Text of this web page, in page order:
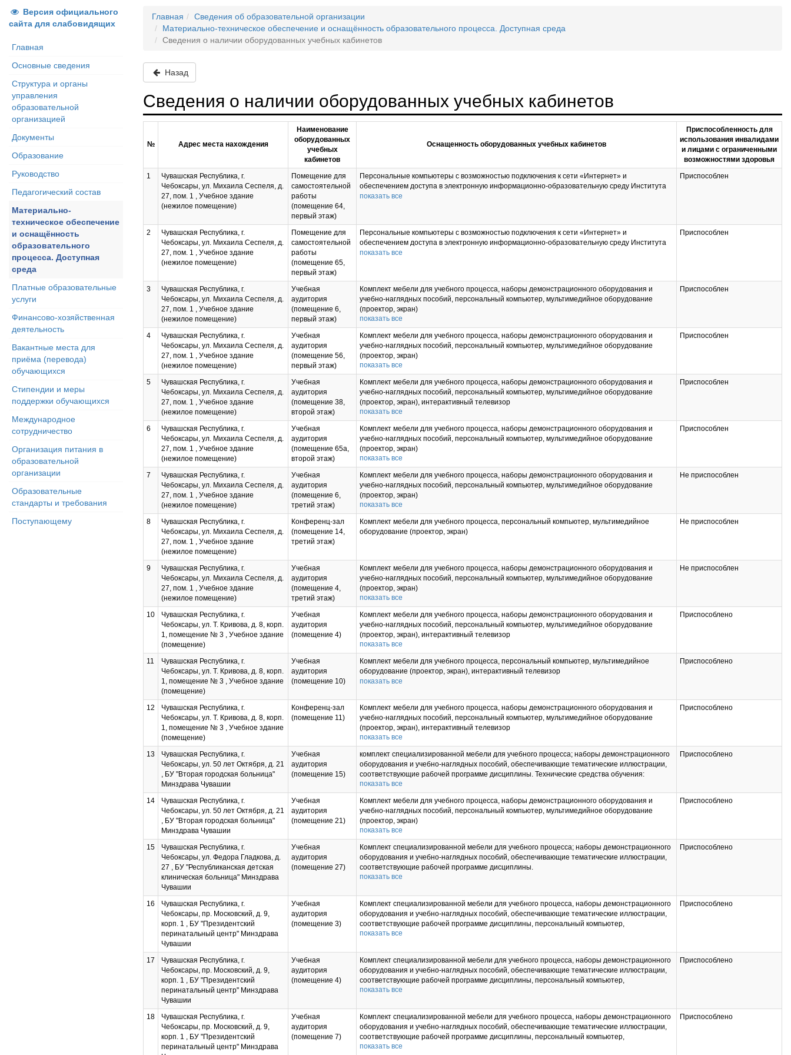
Версия официального
сайта для слабовидящих
Главная
Основные сведения
Структура и органы
управления
образовательной
организацией
Документы
Образование
Руководство
Педагогический состав
Материально-
техническое обеспечение
и оснащённость
образовательного
процесса. Доступная
среда
Платные образовательные
услуги
Финансово-хозяйственная
деятельность
Вакантные места для
приёма (перевода)
обучающихся
Стипендии и меры
поддержки обучающихся
Международное
сотрудничество
Организация питания в
образовательной
организации
Образовательные
стандарты и требования
Поступающему
Главная
Сведения об образовательной организации
Материально-техническое обеспечение и оснащённость образовательного процесса. Доступная среда
Сведения о наличии оборудованных учебных кабинетов
Назад
Сведения о наличии оборудованных учебных кабинетов
№ Адрес места нахождения
Наименование
оборудованных
учебных
кабинетов
Оснащенность оборудованных учебных кабинетов
Приспособленность для
использования инвалидами
и лицами с ограниченными
возможностями здоровья
1
Чувашская Республика, г.
Чебоксары, ул. Михаила Сеспеля, д.
27, пом. 1 , Учебное здание
(нежилое помещение)
Помещение для
самостоятельной
работы
(помещение 64,
первый этаж)
Персональные компьютеры с возможностью подключения к сети «Интернет» и
обеспечением доступа в электронную информационно-образовательную среду Института
показать все
Приспособлен
2
Чувашская Республика, г.
Чебоксары, ул. Михаила Сеспеля, д.
27, пом. 1 , Учебное здание
(нежилое помещение)
Помещение для
самостоятельной
работы
(помещение 65,
первый этаж)
Персональные компьютеры с возможностью подключения к сети «Интернет» и
обеспечением доступа в электронную информационно-образовательную среду Института
показать все
Приспособлен
3
Чувашская Республика, г.
Чебоксары, ул. Михаила Сеспеля, д.
27, пом. 1 , Учебное здание
(нежилое помещение)
Учебная
аудитория
(помещение 6,
первый этаж)
Комплект мебели для учебного процесса, наборы демонстрационного оборудования и
учебно-наглядных пособий, персональный компьютер, мультимедийное оборудование
(проектор, экран)
показать все
Приспособлен
4
Чувашская Республика, г.
Чебоксары, ул. Михаила Сеспеля, д.
27, пом. 1 , Учебное здание
(нежилое помещение)
Учебная
аудитория
(помещение 56,
первый этаж)
Комплект мебели для учебного процесса, наборы демонстрационного оборудования и
учебно-наглядных пособий, персональный компьютер, мультимедийное оборудование
(проектор, экран)
показать все
Приспособлен
5
Чувашская Республика, г.
Чебоксары, ул. Михаила Сеспеля, д.
27, пом. 1 , Учебное здание
(нежилое помещение)
Учебная
аудитория
(помещение 38,
второй этаж)
Комплект мебели для учебного процесса, наборы демонстрационного оборудования и
учебно-наглядных пособий, персональный компьютер, мультимедийное оборудование
(проектор, экран), интерактивный телевизор
показать все
Приспособлен
6
Чувашская Республика, г.
Чебоксары, ул. Михаила Сеспеля, д.
27, пом. 1 , Учебное здание
(нежилое помещение)
Учебная
аудитория
(помещение 65a,
второй этаж)
Комплект мебели для учебного процесса, наборы демонстрационного оборудования и
учебно-наглядных пособий, персональный компьютер, мультимедийное оборудование
(проектор, экран)
показать все
Приспособлен
7
Чувашская Республика, г.
Чебоксары, ул. Михаила Сеспеля, д.
27, пом. 1 , Учебное здание
(нежилое помещение)
Учебная
аудитория
(помещение 6,
третий этаж)
Комплект мебели для учебного процесса, наборы демонстрационного оборудования и
учебно-наглядных пособий, персональный компьютер, мультимедийное оборудование
(проектор, экран)
показать все
Не приспособлен
8
Чувашская Республика, г.
Чебоксары, ул. Михаила Сеспеля, д.
27, пом. 1 , Учебное здание
(нежилое помещение)
Конференц-зал
(помещение 14,
третий этаж)
Комплект мебели для учебного процесса, персональный компьютер, мультимедийное
оборудование (проектор, экран)
Не приспособлен
9
Чувашская Республика, г.
Чебоксары, ул. Михаила Сеспеля, д.
27, пом. 1 , Учебное здание
(нежилое помещение)
Учебная
аудитория
(помещение 4,
третий этаж)
Комплект мебели для учебного процесса, наборы демонстрационного оборудования и
учебно-наглядных пособий, персональный компьютер, мультимедийное оборудование
(проектор, экран)
показать все
Не приспособлен
10
Чувашская Республика, г.
Чебоксары, ул. Т. Кривова, д. 8, корп.
1, помещение № 3 , Учебное здание
(помещение)
Учебная
аудитория
(помещение 4)
Комплект мебели для учебного процесса, наборы демонстрационного оборудования и
учебно-наглядных пособий, персональный компьютер, мультимедийное оборудование
(проектор, экран), интерактивный телевизор
показать все
Приспособлено
11
Чувашская Республика, г.
Чебоксары, ул. Т. Кривова, д. 8, корп.
1, помещение № 3 , Учебное здание
(помещение)
Учебная
аудитория
(помещение 10)
Комплект мебели для учебного процесса, персональный компьютер, мультимедийное
оборудование (проектор, экран), интерактивный телевизор
показать все
Приспособлено
12
Чувашская Республика, г.
Чебоксары, ул. Т. Кривова, д. 8, корп.
1, помещение № 3 , Учебное здание
(помещение)
Конференц-зал
(помещение 11)
Комплект мебели для учебного процесса, наборы демонстрационного оборудования и
учебно-наглядных пособий, персональный компьютер, мультимедийное оборудование
(проектор, экран), интерактивный телевизор
показать все
Приспособлено
13
Чувашская Республика, г.
Чебоксары, ул. 50 лет Октября, д. 21
, БУ "Вторая городская больница"
Минздрава Чувашии
Учебная
аудитория
(помещение 15)
комплект специализированной мебели для учебного процесса; наборы демонстрационного
оборудования и учебно-наглядных пособий, обеспечивающие тематические иллюстрации,
соответствующие рабочей программе дисциплины. Технические средства обучения:
персональный компьютер; мультимедийное оборудование (проектор, экран)
показать все
Приспособлено
14
Чувашская Республика, г.
Чебоксары, ул. 50 лет Октября, д. 21
, БУ "Вторая городская больница"
Минздрава Чувашии
Учебная
аудитория
(помещение 21)
Комплект мебели для учебного процесса, наборы демонстрационного оборудования и
учебно-наглядных пособий, персональный компьютер, мультимедийное оборудование
(проектор, экран)
показать все
Приспособлено
15
Чувашская Республика, г.
Чебоксары, ул. Федора Гладкова, д.
27 , БУ "Республиканская детская
клиническая больница" Минздрава
Чувашии
Учебная
аудитория
(помещение 27)
Комплект специализированной мебели для учебного процесса; наборы демонстрационного
оборудования и учебно-наглядных пособий, обеспечивающие тематические иллюстрации,
соответствующие рабочей программе дисциплины.
Технические средства обучения: персональный компьютер; мультимедийное оборудование
показать все
Приспособлено
16
Чувашская Республика, г.
Чебоксары, пр. Московский, д. 9,
корп. 1 , БУ "Президентский
перинатальный центр" Минздрава
Чувашии
Учебная
аудитория
(помещение 3)
Комплект специализированной мебели для учебного процесса, наборы демонстрационного
оборудования и учебно-наглядных пособий, обеспечивающие тематические иллюстрации,
соответствующие рабочей программе дисциплины, персональный компьютер,
мультимедийное оборудование (проектор, экран)
показать все
Приспособлено
17
Чувашская Республика, г.
Чебоксары, пр. Московский, д. 9,
корп. 1 , БУ "Президентский
перинатальный центр" Минздрава
Чувашии
Учебная
аудитория
(помещение 4)
Комплект специализированной мебели для учебного процесса, наборы демонстрационного
оборудования и учебно-наглядных пособий, обеспечивающие тематические иллюстрации,
соответствующие рабочей программе дисциплины, персональный компьютер,
мультимедийное оборудование (проектор, экран)
показать все
Приспособлено
18
Чувашская Республика, г.
Чебоксары, пр. Московский, д. 9,
корп. 1 , БУ "Президентский
перинатальный центр" Минздрава
Учебная
аудитория
(помещение 7)
Комплект специализированной мебели для учебного процесса, наборы демонстрационного
оборудования и учебно-наглядных пособий, обеспечивающие тематические иллюстрации,
соответствующие рабочей программе дисциплины, персональный компьютер,
мультимедийное оборудование (проектор, экран)
показать все
Приспособлено